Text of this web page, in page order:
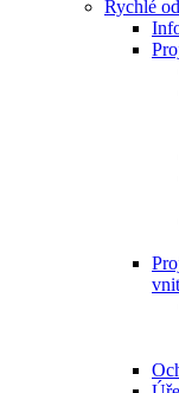
Rychlé